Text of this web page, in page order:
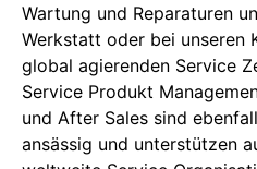
Wartung und Reparaturen
Werkstatt oder bei unseren
global agierenden Service
Service Produkt
und After Sales sind
ansässig und unterstützen